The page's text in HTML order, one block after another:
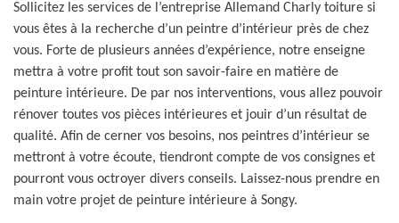
Sollicitez les services de l’entreprise Allemand Charly toiture si
vous êtes à la recherche d’un peintre d’intérieur près de chez
vous. Forte de plusieurs années d’expérience, notre enseigne
mettra à votre profit tout son savoir-faire en matière de
peinture intérieure. De par nos interventions, vous allez pouvoir
rénover toutes vos pièces intérieures et jouir d’un résultat de
qualité. Afin de cerner vos besoins, nos peintres d’intérieur se
mettront à votre écoute, tiendront compte de vos consignes et
pourront vous octroyer divers conseils. Laissez-nous prendre en
main votre projet de peinture intérieure à Songy.